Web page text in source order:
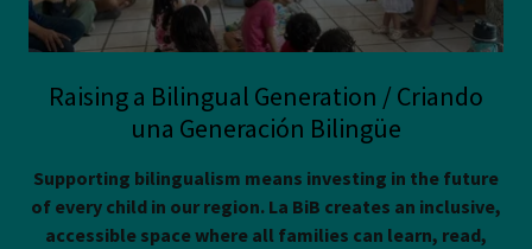
Raising a Bilingual Generation / Criando
una Generación Bilingüe
Supporting bilingualism means investing in the future
of every child in our region. La BiB creates an inclusive,
accessible space where all families can learn, read,